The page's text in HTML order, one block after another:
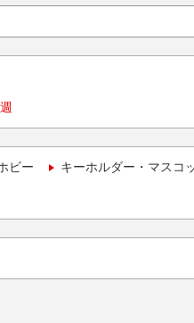
ビー キーホルダー・マスコ